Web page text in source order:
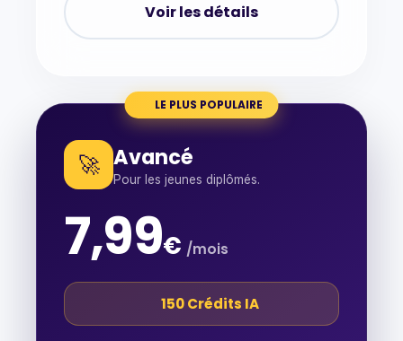
Voir les détails
LE PLUS POPULAIRE
🚀 Avancé
Pour les jeunes diplômés.
7,99€ /mois
150 Crédits IA